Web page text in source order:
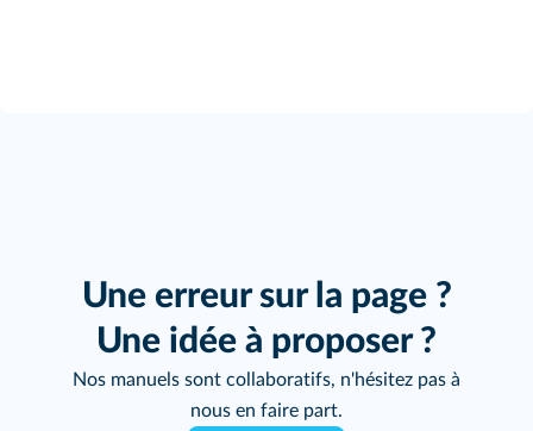
Une erreur sur la page ?
Une idée à proposer ?
Nos manuels sont collaboratifs, n'hésitez pas à
nous en faire part.